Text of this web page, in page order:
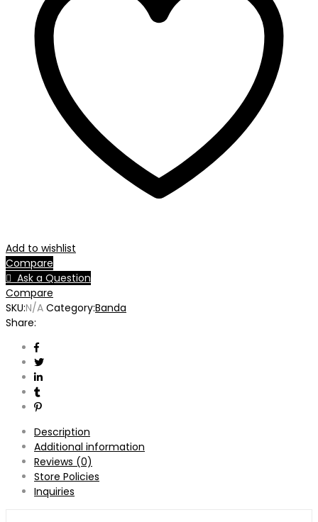
Add to wishlist
Compare
Ask a Question
Compare
SKU:N/A Category:Banda
Share:
Description
Additional information
Reviews (0)
Store Policies
Inquiries